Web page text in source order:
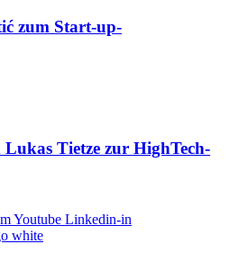
zum Start-up-
Tietze zur HighTech-
Youtube Linkedin-in